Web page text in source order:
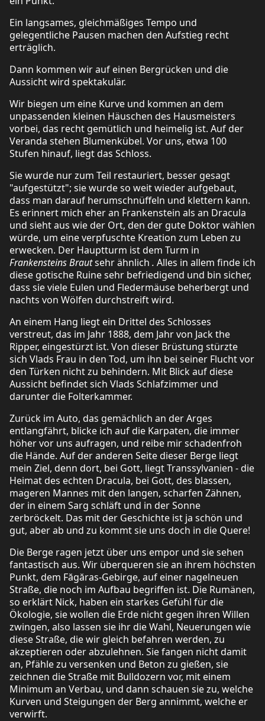
Ein langsames, gleichmäßiges Tempo und
gelegentliche Pausen machen den Aufstieg recht
erträglich.
Dann kommen wir auf einen Bergrücken und die
Aussicht wird spektakulär.
Wir biegen um eine Kurve und kommen an dem
unpassenden kleinen Häuschen des Hausmeisters
vorbei, das recht gemütlich und heimelig ist. Auf der
Veranda stehen Blumenkübel. Vor uns, etwa 100
Stufen hinauf, liegt das Schloss.
Sie wurde nur zum Teil restauriert, besser gesagt
"aufgestützt"; sie wurde so weit wieder aufgebaut,
dass man darauf herumschnüffeln und klettern kann.
Es erinnert mich eher an Frankenstein als an Dracula
und sieht aus wie der Ort, den der gute Doktor wählen
würde, um eine verpfuschte Kreation zum Leben zu
erwecken. Der Hauptturm ist dem Turm in
Frankensteins Brautsehr ähnlich . Alles in allem finde ich
diese gotische Ruine sehr befriedigend und bin sicher,
dass sie viele Eulen und Fledermäuse beherbergt und
nachts von Wölfen durchstreift wird.
An einem Hang liegt ein Drittel des Schlosses
verstreut, das im Jahr 1888, dem Jahr von Jack the
Ripper, eingestürzt ist. Von dieser Brüstung stürzte
sich Vlads Frau in den Tod, um ihn bei seiner Flucht vor
den Türken nicht zu behindern. Mit Blick auf diese
Aussicht befindet sich Vlads Schlafzimmer und
darunter die Folterkammer.
Zurück im Auto, das gemächlich an der Arges
entlangfährt, blicke ich auf die Karpaten, die immer
höher vor uns aufragen, und reibe mir schadenfroh
die Hände. Auf der anderen Seite dieser Berge liegt
mein Ziel, denn dort, bei Gott, liegt Transsylvanien - die
Heimat des echten Dracula, bei Gott, des blassen,
mageren Mannes mit den langen, scharfen Zähnen,
der in einem Sarg schläft und in der Sonne
zerbröckelt. Das mit der Geschichte ist ja schön und
gut, aber ab und zu kommt sie uns doch in die Quere!
Die Berge ragen jetzt über uns empor und sie sehen
fantastisch aus. Wir überqueren sie an ihrem höchsten
Punkt, dem Făgăras-Gebirge, auf einer nagelneuen
Straße, die noch im Aufbau begriffen ist. Die Rumänen,
so erklärt Nick, haben ein starkes Gefühl für die
Ökologie, sie wollen die Erde nicht gegen ihren Willen
zwingen, also lassen sie ihr die Wahl, Neuerungen wie
diese Straße, die wir gleich befahren werden, zu
akzeptieren oder abzulehnen. Sie fangen nicht damit
an, Pfähle zu versenken und Beton zu gießen, sie
zeichnen die Straße mit Bulldozern vor, mit einem
Minimum an Verbau, und dann schauen sie zu, welche
Kurven und Steigungen der Berg annimmt, welche er
verwirft.